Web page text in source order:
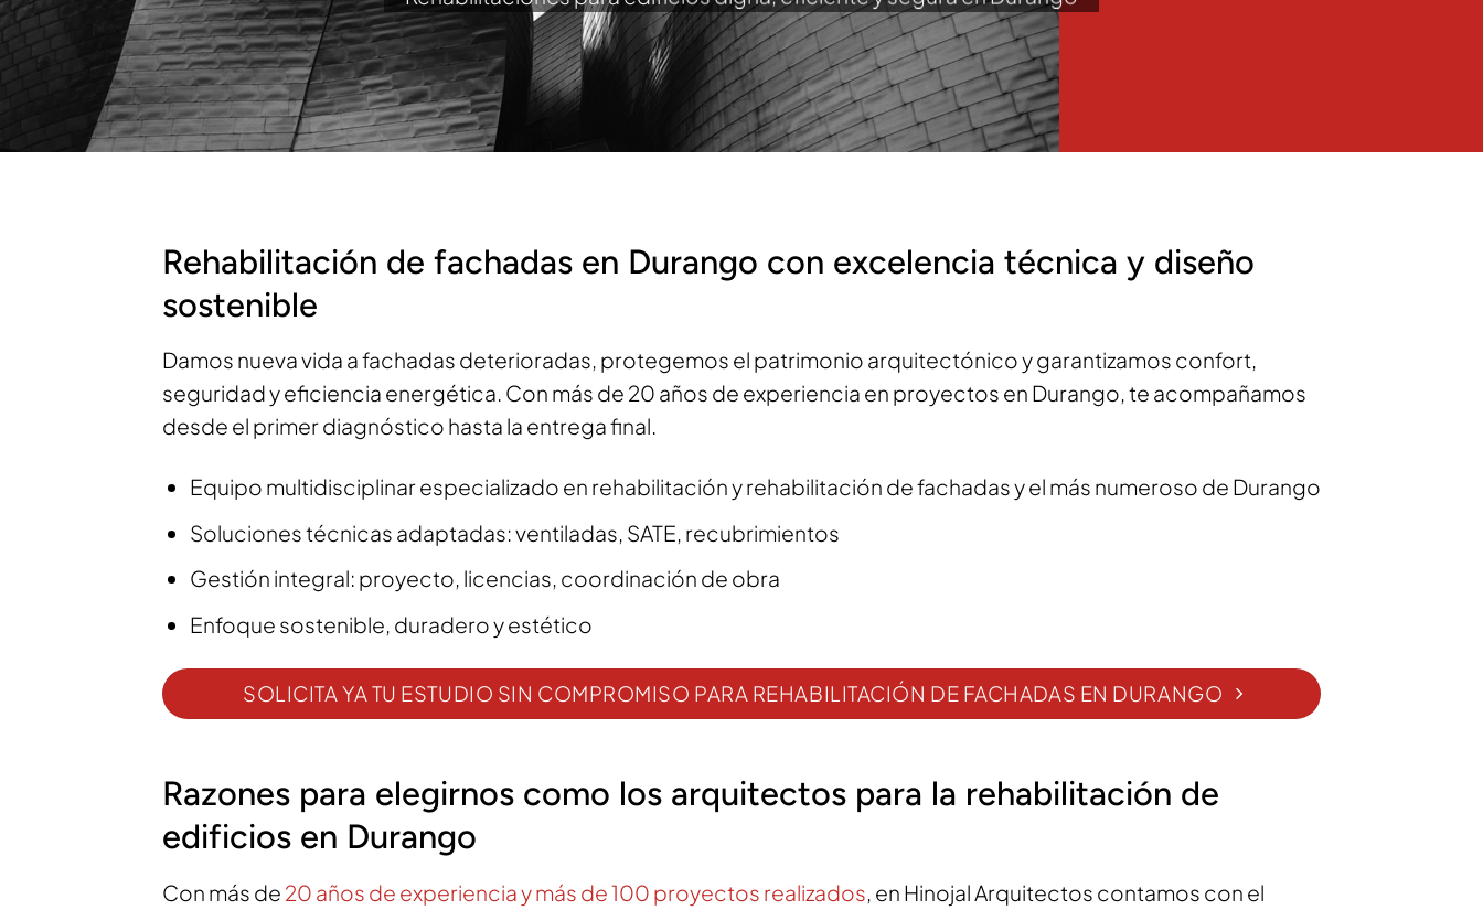
Rehabilitación de fachadas en Durango con excelencia técnica y diseño
sostenible
Damos nueva vida a fachadas deterioradas, protegemos el patrimonio arquitectónico y garantizamos confort,
seguridad y eficiencia energética. Con más de 20 años de experiencia en proyectos en Durango, te acompañamos
desde el primer diagnóstico hasta la entrega final.
Equipo multidisciplinar especializado en rehabilitación y rehabilitación de fachadas y el más numeroso de Durango
Soluciones técnicas adaptadas: ventiladas, SATE, recubrimientos
Gestión integral: proyecto, licencias, coordinación de obra
Enfoque sostenible, duradero y estético
SOLICITA YA TU ESTUDIO SIN COMPROMISO PARA REHABILITACIÓN DE FACHADAS EN DURANGO
Razones para elegirnos como los arquitectos para la rehabilitación de
edificios en Durango
Con más de 20 años de experiencia y más de 100 proyectos realizados , en Hinojal Arquitectos contamos con el